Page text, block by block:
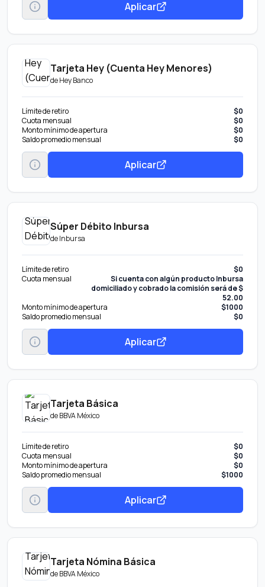
Aplicar
Tarjeta Hey (Cuenta Hey Menores)
deHey Banco
Límite de retiro
$0
Cuota mensual
$0
Monto mínimo de apertura
$0
Saldo promedio mensual
$0
Aplicar
Súper Débito Inbursa
deInbursa
Límite de retiro
$0
Cuota mensual
Si cuenta con algún producto Inbursa
domiciliado y cobrado la comisión será de $
52.00
Monto mínimo de apertura
$1000
Saldo promedio mensual
$0
Aplicar
Tarjeta Básica
deBBVA México
Límite de retiro
$0
Cuota mensual
$0
Monto mínimo de apertura
$0
Saldo promedio mensual
$1000
Aplicar
Tarjeta Nómina Básica
deBBVA México